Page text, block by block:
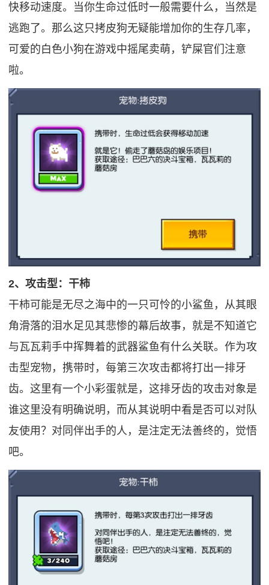
快移动速度。当你生命过低时一般需要什么，当然是
逃跑了。那么这只拷皮狗无疑能增加你的生存几率，
可爱的白色小狗在游戏中摇尾卖萌，铲屎官们注意
啦。
2、攻击型：干柿
干柿可能是无尽之海中的一只可怜的小鲨鱼，从其眼
角滑落的泪水足见其悲惨的幕后故事，就是不知道它
与瓦瓦莉手中挥舞着的武器鲨鱼有什么关联。作为攻
击型宠物，携带时，每第三次攻击都将打出一排牙
齿。这里有一个小彩蛋就是，这排牙齿的攻击对象是
谁这里没有明确说明，而从其说明中看是否可以对队
友使用？对同伴出手的人，是注定无法善终的，觉悟
吧。